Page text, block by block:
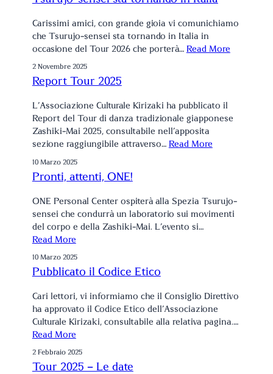
Carissimi amici, con grande gioia vi comunichiamo
che Tsurujo-sensei sta tornando in Italia in
occasione del Tour 2026 che porterà… Read More
2 Novembre 2025
Report Tour 2025
L’Associazione Culturale Kirizaki ha pubblicato il
Report del Tour di danza tradizionale giapponese
Zashiki-Mai 2025, consultabile nell’apposita
sezione raggiungibile attraverso… Read More
10 Marzo 2025
Pronti, attenti, ONE!
ONE Personal Center ospiterà alla Spezia Tsurujo-
sensei che condurrà un laboratorio sui movimenti
del corpo e della Zashiki-Mai. L’evento si…
Read More
10 Marzo 2025
Pubblicato il Codice Etico
Cari lettori, vi informiamo che il Consiglio Direttivo
ha approvato il Codice Etico dell’Associazione
Culturale Kirizaki, consultabile alla relativa pagina.…
Read More
2 Febbraio 2025
Tour 2025 – Le date